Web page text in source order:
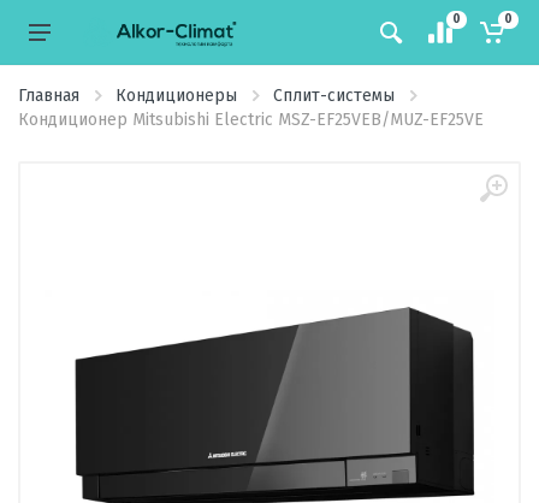
0 0
Главная Кондиционеры
Сплит-системы
Кондиционер Mitsubishi Electric MSZ-EF25VEB/MUZ-EF25VE